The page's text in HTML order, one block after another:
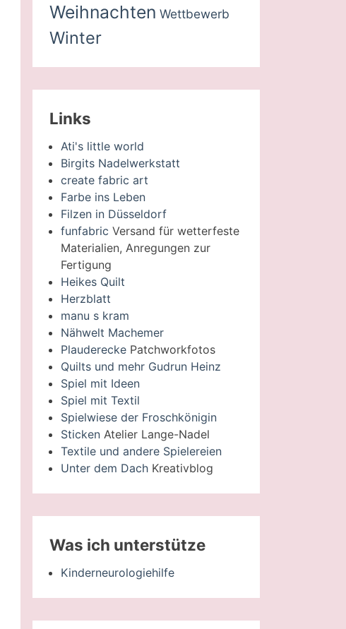
Weihnachten Wettbewerb
Winter
Links
Ati's little world
Birgits Nadelwerkstatt
create fabric art
Farbe ins Leben
Filzen in Düsseldorf
funfabric Versand für wetterfeste
Materialien, Anregungen zur
Fertigung
Heikes Quilt
Herzblatt
manu s kram
Nähwelt Machemer
Plauderecke Patchworkfotos
Quilts und mehr Gudrun Heinz
Spiel mit Ideen
Spiel mit Textil
Spielwiese der Froschkönigin
Sticken Atelier Lange-Nadel
Textile und andere Spielereien
Unter dem Dach Kreativblog
Was ich unterstütze
Kinderneurologiehilfe